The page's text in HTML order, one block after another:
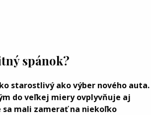
spánok?
starostlivý ako výber nového auta.
do veľkej miery ovplyvňuje aj
sa mali zamerať na niekoľko